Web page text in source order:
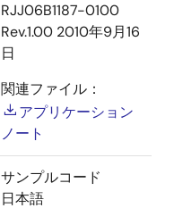
RJJ06B1187-0100
Rev.1.00 2010年9月16
日
関連ファイル：
アプリケーション
ノート
サンプルコード
日本語